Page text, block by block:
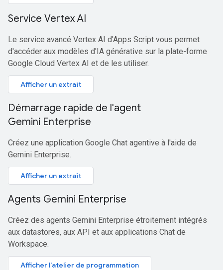
Service Vertex AI
Le service avancé Vertex AI d'Apps Script vous permet
d'accéder aux modèles d'IA générative sur la plate-forme
Google Cloud Vertex AI et de les utiliser.
Afficher un extrait
Démarrage rapide de l'agent
Gemini Enterprise
Créez une application Google Chat agentive à l'aide de
Gemini Enterprise.
Afficher un extrait
Agents Gemini Enterprise
Créez des agents Gemini Enterprise étroitement intégrés
aux datastores, aux API et aux applications Chat de
Workspace.
Afficher l'atelier de programmation